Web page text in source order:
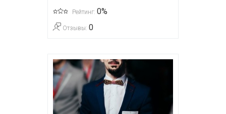
Рейтинг: 0%
Отзывы: 0